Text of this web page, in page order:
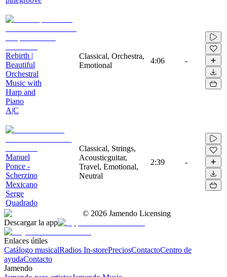
Rebirth |
Beautiful
Orchestral
Music with
Harp and
Piano
A|C
Classical, Orchestra,
Emotional
4:06 -
Manuel
Ponce -
Scherzino
Mexicano
Serge
Quadrado
Classical, Strings,
Acousticguitar,
Travel, Emotional,
Neutral
2:39 -
© 2026 Jamendo Licensing
Descargar la app
Enlaces útiles
Catálogo musicalRadios In-storePreciosContactoCentro de
ayudaContacto
Jamendo